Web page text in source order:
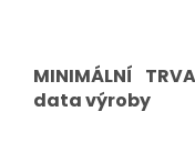
MINIMÁLNÍ
data výroby